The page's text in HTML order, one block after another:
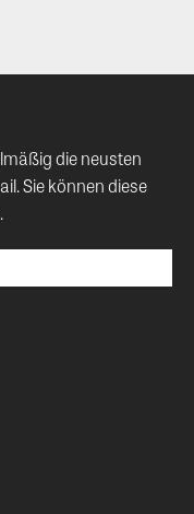
die neusten
Sie können diese